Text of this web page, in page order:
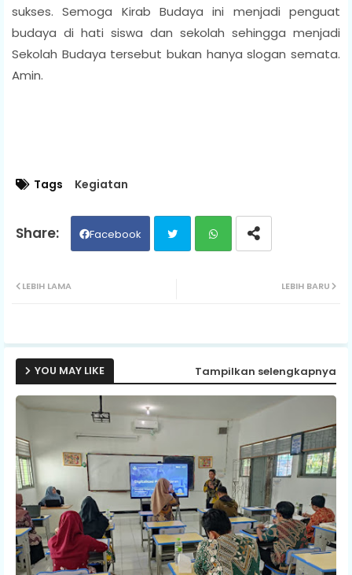
sukses. Semoga Kirab Budaya ini menjadi penguat
budaya di hati siswa dan sekolah sehingga menjadi
Sekolah Budaya tersebut bukan hanya slogan semata.
Amin.
Tags Kegiatan
Facebook
ap
p
LEBIH BARU
LEBIH LAMA
YOU MAY LIKE Tampilkan selengkapnya